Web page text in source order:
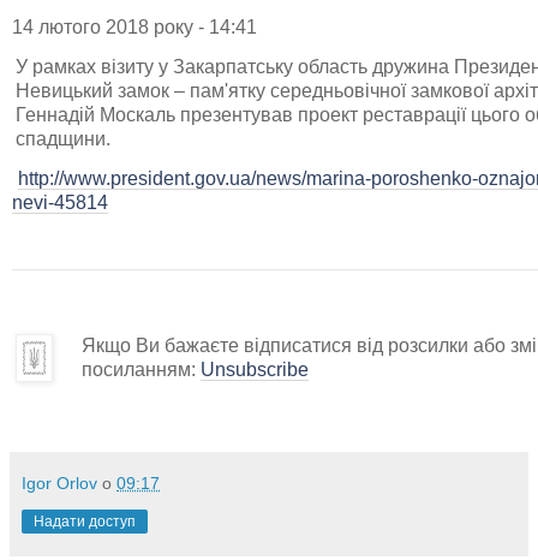
14 лютого 2018 року - 14:41
У рамках візиту у Закарпатську область дружина
Невицький замок – пам'ятку середньовічної замкової
Геннадій Москаль презентував проект реставрації цього
спадщини.
http://www.president.gov.ua/news/marina-poroshenko-
nevi-45814
Якщо Ви бажаєте відписатися від розсилки або
посиланням: Unsubscribe
Igor Orlov о 09:17
Надати доступ